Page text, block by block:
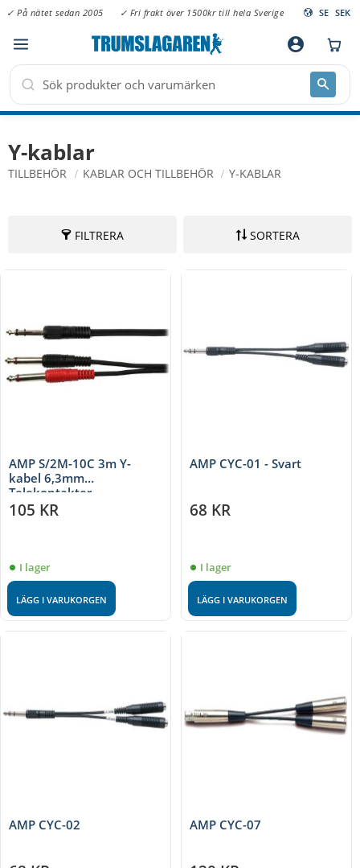
Meny
✓ På nätet sedan 2005 ✓ Fri frakt över 1500kr till hela Sverige SE SEK
account_circle
Y-kablar
TILLBEHÖR KABLAR OCH TILLBEHÖR Y-KABLAR
FILTRERA SORTERA
AMP S/2M-10C 3m Y-
kabel 6,3mm
Telekontakter
105 KR
I lager
LÄGG I VARUKORGEN
AMP CYC-01 - Svart
68 KR
I lager
LÄGG I VARUKORGEN
AMP CYC-02 AMP CYC-07